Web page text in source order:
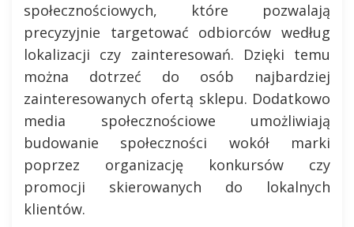
społecznościowych, które pozwalają
precyzyjnie targetować odbiorców według
lokalizacji czy zainteresowań. Dzięki temu
można dotrzeć do osób najbardziej
zainteresowanych ofertą sklepu. Dodatkowo
media społecznościowe umożliwiają
budowanie społeczności wokół marki
poprzez organizację konkursów czy
promocji skierowanych do lokalnych
klientów.